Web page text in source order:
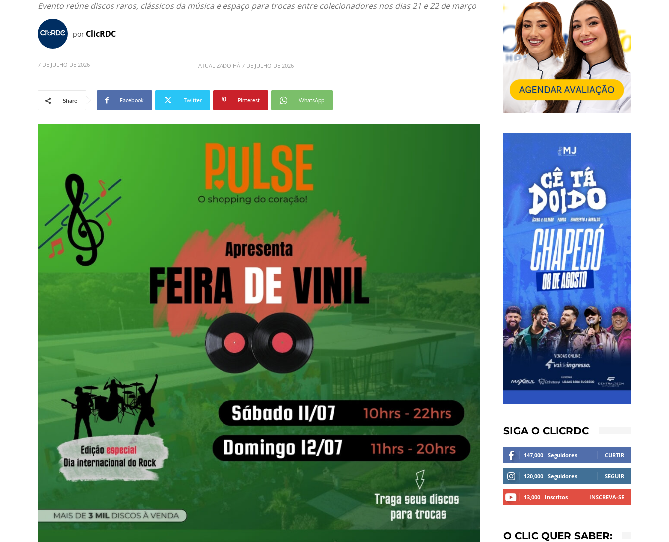
Evento reúne discos raros, clássicos da música e espaço para trocas entre colecionadores nos dias 21 e 22 de março
por ClicRDC
7 DE JULHO DE 2026 ATUALIZADO HÁ 7 DE JULHO DE 2026
Share Facebook Twitter Pinterest WhatsApp
SIGA O CLICRDC
147,000 Seguidores CURTIR
120,000 Seguidores SEGUIR
13,000 Inscritos INSCREVA-SE
O CLIC QUER SABER: